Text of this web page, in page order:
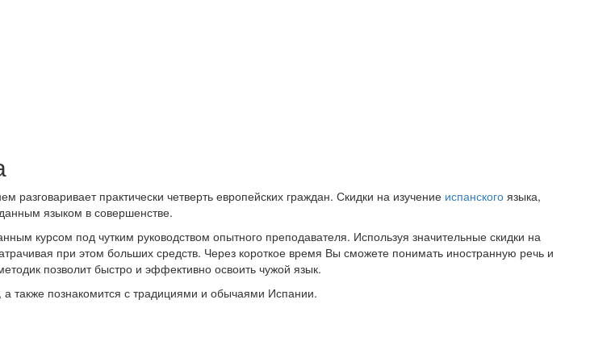
практически четверть европейских граждан. Скидки на изучение испанского языка,
языком в совершенстве.
курсом под чутким руководством опытного преподавателя. Используя значительные скидки на
при этом больших средств. Через короткое время Вы сможете понимать иностранную речь и
позволит быстро и эффективно освоить чужой язык.
а также познакомится с традициями и обычаями Испании.